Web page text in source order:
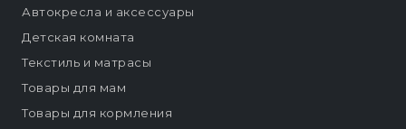
Автокресла и аксессуары
Детская комната
Текстиль и матрасы
Товары для мам
Товары для кормления